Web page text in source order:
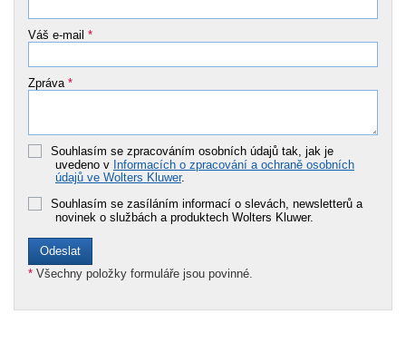
Váš e-mail *
Zpráva *
Souhlasím se zpracováním osobních údajů tak, jak je
uvedeno v Informacích o zpracování a ochraně osobních
údajů ve Wolters Kluwer.
Souhlasím se zasíláním informací o slevách, newsletterů a
novinek o službách a produktech Wolters Kluwer.
* Všechny položky formuláře jsou povinné.